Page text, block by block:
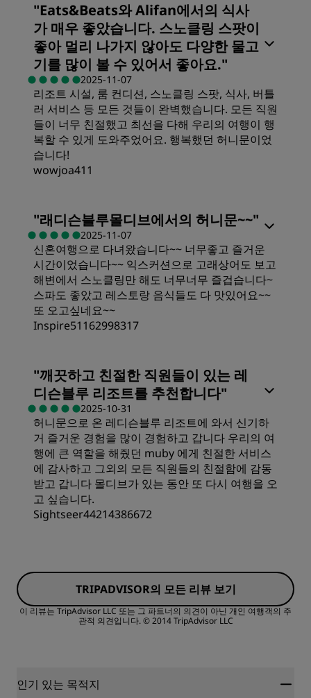
가격
침대의 퀄리티
장소
청결도
서비스
"Eats&Beats와 Alifan에서의 식사
가 매우 좋았습니다. 스노클링 스팟이
좋아 멀리 나가지 않아도 다양한 물고
기를 많이 볼 수 있어서 좋아요."
2025-11-07
리조트 시설, 룸 컨디션, 스노클링 스팟, 식사, 버틀
러 서비스 등 모든 것들이 완벽했습니다. 모든 직원
들이 너무 친절했고 최선을 다해 우리의 여행이 행
복할 수 있게 도와주었어요. 행복했던 허니문이었
습니다!
wowjoa411
가격
침대의 퀄리티
장소
청결도
서비스
"래디슨블루몰디브에서의 허니문~~"
2025-11-07
신혼여행으로 다녀왔습니다~~ 너무좋고 즐거운
시간이었습니다~~ 익스커션으로 고래상어도 보고
해변에서 스노클링만 해도 너무너무 즐겁습니다~
스파도 좋았고 레스토랑 음식들도 다 맛있어요~~
또 오고싶네요~~
Inspire51162998317
가격
침대의 퀄리티
장소
서비스
"깨끗하고 친절한 직원들이 있는 레
디슨블루 리조트를 추천합니다"
2025-10-31
허니문으로 온 레디슨블루 리조트에 와서 신기하
거 즐거운 경험을 많이 경험하고 갑니다 우리의 여
행에 큰 역할을 해줬던 muby 에게 친절한 서비스
에 감사하고 그외의 모든 직원들의 친절함에 감동
받고 갑니다 몰디브가 있는 동안 또 다시 여행을 오
고 싶습니다.
Sightseer44214386672
장소
TRIPADVISOR의 모든 리뷰 보기
이 리뷰는 TripAdvisor LLC 또는 그 파트너의 의견이 아닌 개인 여행객의 주
관적 의견입니다. © 2014 TripAdvisor LLC
인기 있는 목적지